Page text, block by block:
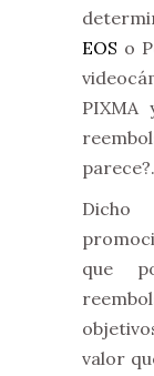
EOS o
PIXMA
parece?.
que
valor